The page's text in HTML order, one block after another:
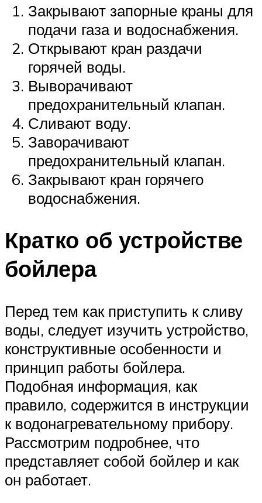
Закрывают запорные краны для
подачи газа и водоснабжения.
Открывают кран раздачи
горячей воды.
Выворачивают
предохранительный клапан.
Сливают воду.
Заворачивают
предохранительный клапан.
Закрывают кран горячего
водоснабжения.
Кратко об устройстве
бойлера
Перед тем как приступить к сливу
воды, следует изучить устройство,
конструктивные особенности и
принцип работы бойлера.
Подобная информация, как
правило, содержится в инструкции
к водонагревательному прибору.
Рассмотрим подробнее, что
представляет собой бойлер и как
он работает.